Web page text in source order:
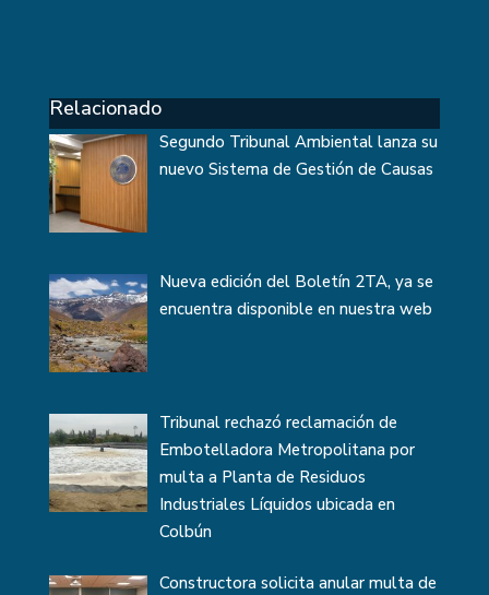
Relacionado
Segundo Tribunal Ambiental lanza su
nuevo Sistema de Gestión de Causas
Nueva edición del Boletín 2TA, ya se
encuentra disponible en nuestra web
Tribunal rechazó reclamación de
Embotelladora Metropolitana por
multa a Planta de Residuos
Industriales Líquidos ubicada en
Colbún
Constructora solicita anular multa de